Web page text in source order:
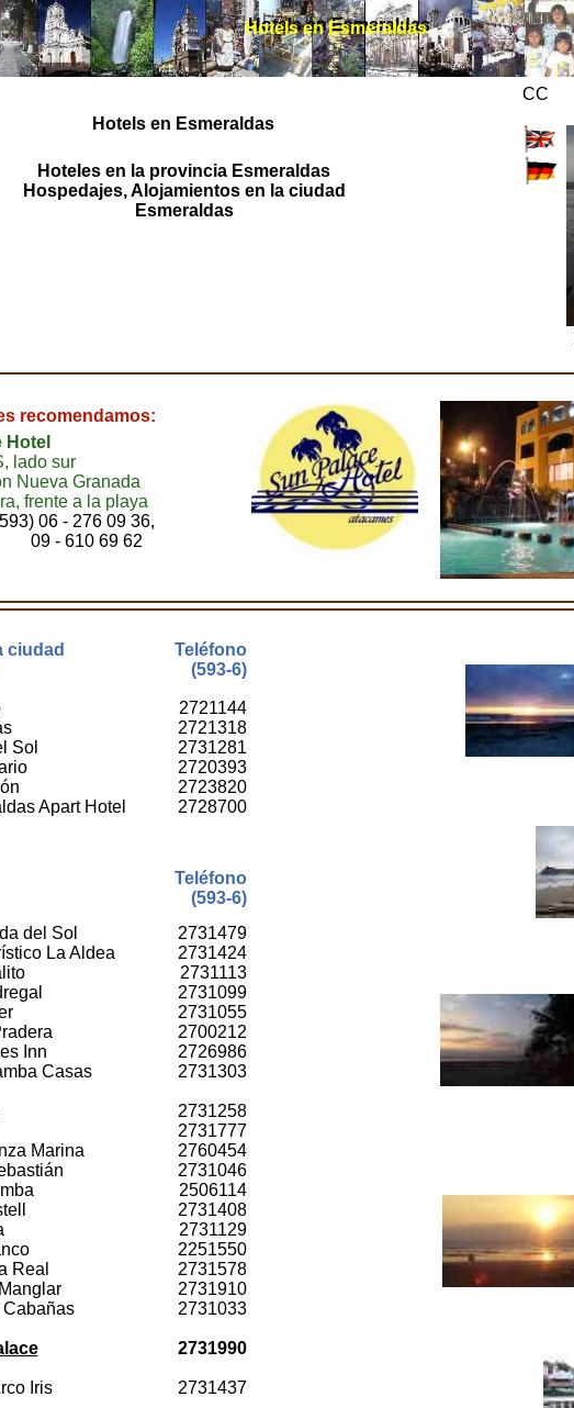
Teléfono
(593-6)
ciudad
Sol
Apart Hotel
2721144
2721318
2731281
2720393
2723820
2728700
del Sol
La Aldea
Inn
Casas
Marina
Real
Iris
2731479
2731424
2731113
2731099
2731055
2700212
2726986
2731303
2731258
2731777
2760454
2731046
2506114
2731408
2731129
2251550
2731578
2731910
2731033
2731990
2731437
Teléfono
(593-6)
Hotels en Esmeraldas
Hotels en Esmeraldas
Hoteles en la provincia Esmeraldas
Hospedajes, Alojamientos en la ciudad
Esmeraldas
Hotel
lado sur
Nueva Granada
frente a la playa
06 - 276 09 36,
69 62
recomendamos:
Hotels en Esmeraldas
CC